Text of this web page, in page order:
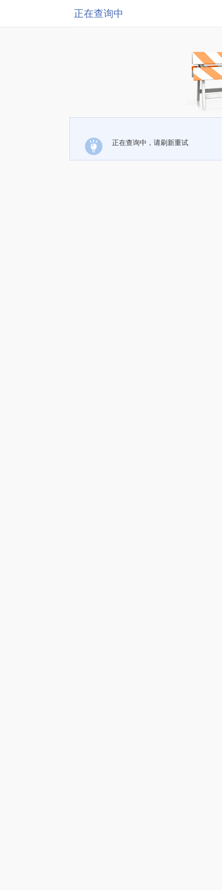
正在查询中
正在查询中，请刷新重试